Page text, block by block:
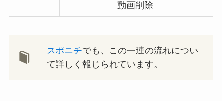
動画削除
スポニチでも、この一連の流れについ
て詳しく報じられています。